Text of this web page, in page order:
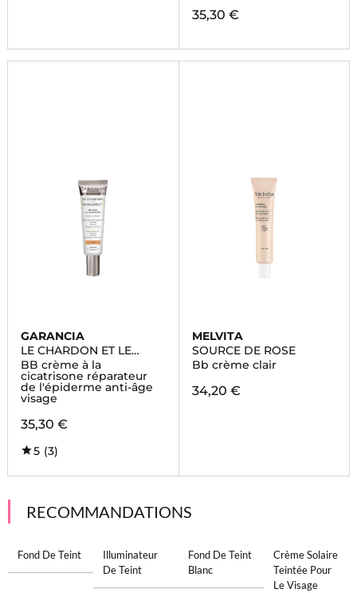
35,30 €
GARANCIA
LE CHARDON ET LE
MARABOUT DORE
BB crème à la
cicatrisone réparateur
de l'épiderme anti-âge
visage
35,30 €
5 (3)
MELVITA
SOURCE DE ROSE
Bb crème clair
34,20 €
RECOMMANDATIONS
Fond De Teint
Illuminateur
De Teint
Fond De Teint
Blanc
Crème Solaire
Teintée Pour
Le Visage